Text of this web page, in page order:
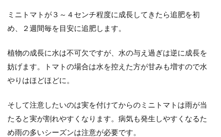
ミニトマトが３～４センチ程度に成長してきたら追肥を初
め、２週間毎を目安に追肥します。
植物の成長に水は不可欠ですが、水の与え過ぎは逆に成長を
妨げます。トマトの場合は水を控えた方が甘みも増すので水
やりはほどほどに。
そして注意したいのは実を付けてからのミニトマトは雨が当
たると実が割れやすくなります。病気も発生しやすくなるた
め雨の多いシーズンは注意が必要です。